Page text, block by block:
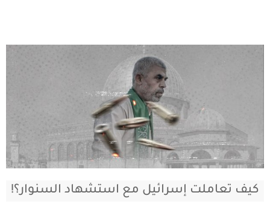
كيف تعاملت إسرائيل مع استشهاد السنوار؟!